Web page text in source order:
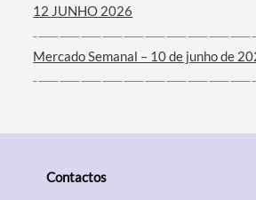
12 JUNHO 2026
Mercado Semanal – 10 de junho de
Contactos